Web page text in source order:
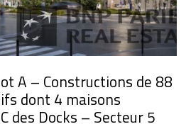
A – Constructions de 88
dont 4 maisons
des Docks – Secteur 5